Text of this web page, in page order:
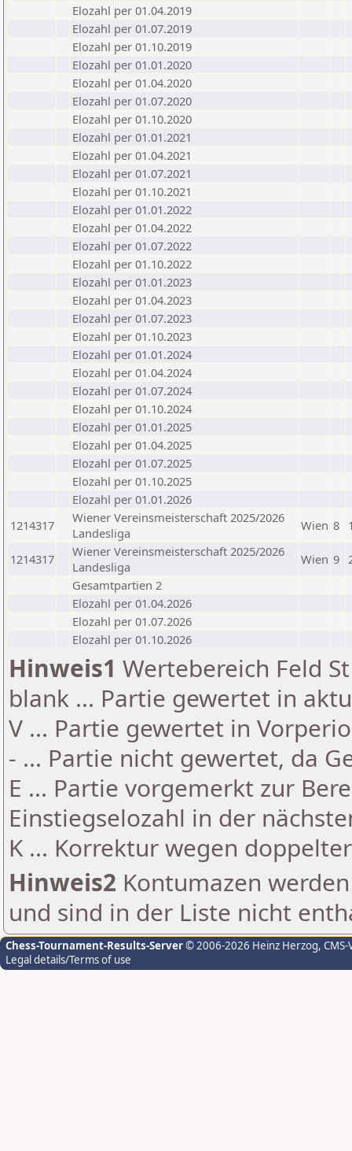
Elozahl per 01.04.2019
Elozahl per 01.07.2019
Elozahl per 01.10.2019
Elozahl per 01.01.2020
Elozahl per 01.04.2020
Elozahl per 01.07.2020
Elozahl per 01.10.2020
Elozahl per 01.01.2021
Elozahl per 01.04.2021
Elozahl per 01.07.2021
Elozahl per 01.10.2021
Elozahl per 01.01.2022
Elozahl per 01.04.2022
Elozahl per 01.07.2022
Elozahl per 01.10.2022
Elozahl per 01.01.2023
Elozahl per 01.04.2023
Elozahl per 01.07.2023
Elozahl per 01.10.2023
Elozahl per 01.01.2024
Elozahl per 01.04.2024
Elozahl per 01.07.2024
Elozahl per 01.10.2024
Elozahl per 01.01.2025
Elozahl per 01.04.2025
Elozahl per 01.07.2025
Elozahl per 01.10.2025
Elozahl per 01.01.2026
1214317
Wiener Vereinsmeisterschaft 2025/2026
Landesliga
Wien 8
1214317
Wiener Vereinsmeisterschaft 2025/2026
Landesliga
Wien 9
Gesamtpartien 2
Elozahl per 01.04.2026
Elozahl per 01.07.2026
Elozahl per 01.10.2026
Hinweis1 Wertebereich Feld
blank ... Partie gewertet in
V ... Partie gewertet in
- ... Partie nicht gewertet, da
E ... Partie vorgemerkt zur
Einstiegselozahl in der
K ... Korrektur wegen
Hinweis2 Kontumazen
und sind in der Liste nicht
Chess-Tournament-Results-Server© 2006-2026 Heinz Herzog,
Legal details/Terms of use